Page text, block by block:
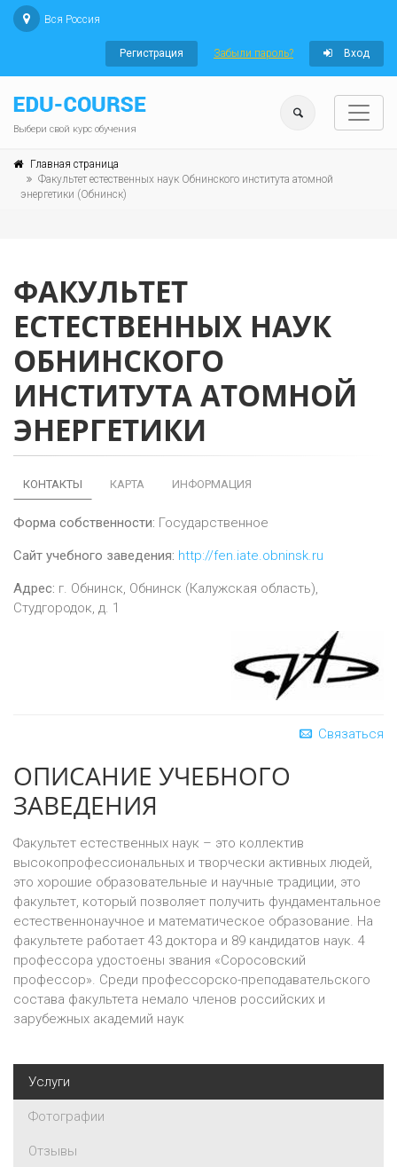
Вся Россия
Регистрация Забыли пароль? Вход
Выбери свой курс обучения
Главная страница
Факультет естественных наук Обнинского института атомной
энергетики (Обнинск)
ФАКУЛЬТЕТ
ЕСТЕСТВЕННЫХ НАУК
ОБНИНСКОГО
ИНСТИТУТА АТОМНОЙ
ЭНЕРГЕТИКИ
КОНТАКТЫ КАРТА ИНФОРМАЦИЯ
Форма собственности: Государственное
Сайт учебного заведения: http://fen.iate.obninsk.ru
Адрес: г. Обнинск, Обнинск (Калужская область),
Студгородок, д. 1
Связаться
ОПИСАНИЕ УЧЕБНОГО
ЗАВЕДЕНИЯ
Факультет естественных наук – это коллектив
высокопрофессиональных и творчески активных людей,
это хорошие образовательные и научные традиции, это
факультет, который позволяет получить фундаментальное
естественнонаучное и математическое образование. На
факультете работает 43 доктора и 89 кандидатов наук. 4
профессора удостоены звания «Соросовский
профессор». Среди профессорско-преподавательского
состава факультета немало членов российских и
зарубежных академий наук
Услуги
Фотографии
Отзывы